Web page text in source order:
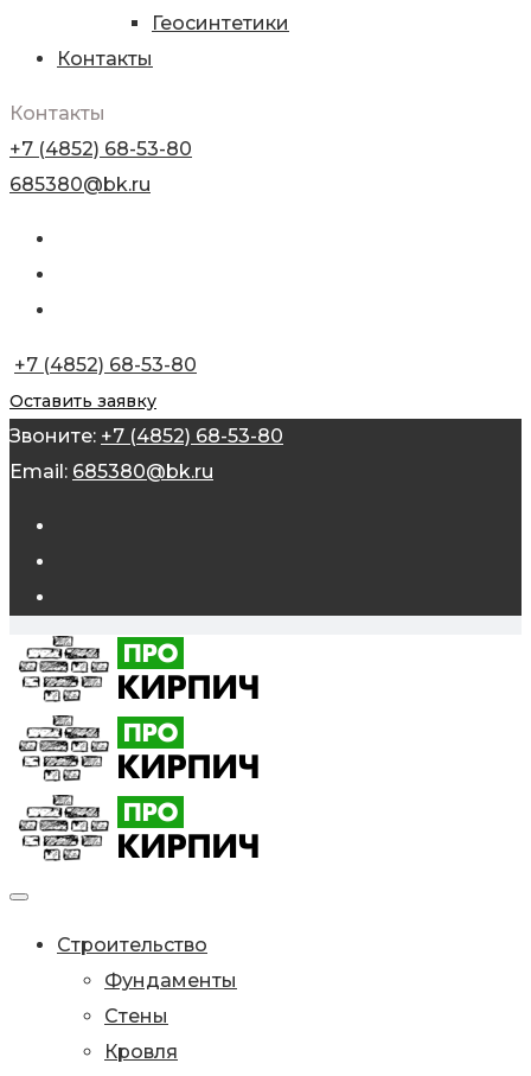
Геосинтетики
Контакты
Контакты
+7 (4852) 68-53-80
685380@bk.ru
+7 (4852) 68-53-80
Оставить заявку
Звоните: +7 (4852) 68-53-80
Email: 685380@bk.ru
Строительство
Фундаменты
Стены
Кровля